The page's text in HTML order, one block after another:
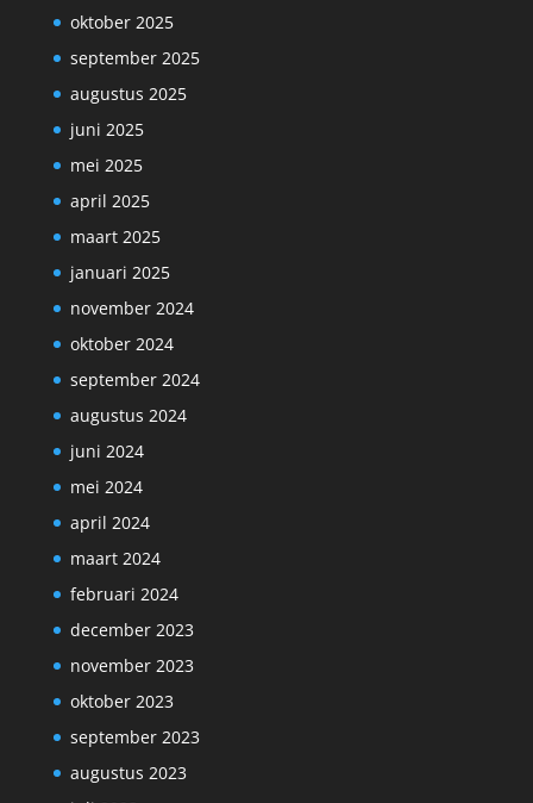
oktober 2025
september 2025
augustus 2025
juni 2025
mei 2025
april 2025
maart 2025
januari 2025
november 2024
oktober 2024
september 2024
augustus 2024
juni 2024
mei 2024
april 2024
maart 2024
februari 2024
december 2023
november 2023
oktober 2023
september 2023
augustus 2023